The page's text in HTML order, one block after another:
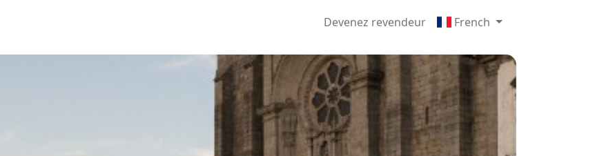
Devenez revendeur French